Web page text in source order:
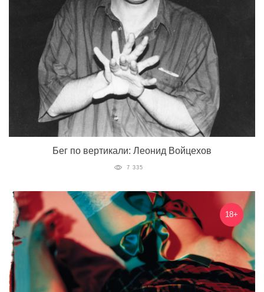
Бег по вертикали: Леонид Войцехов
7 335
18+